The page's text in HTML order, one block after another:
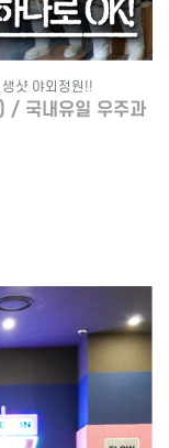
샷 야외정원!!
/ 국내유일 우주과